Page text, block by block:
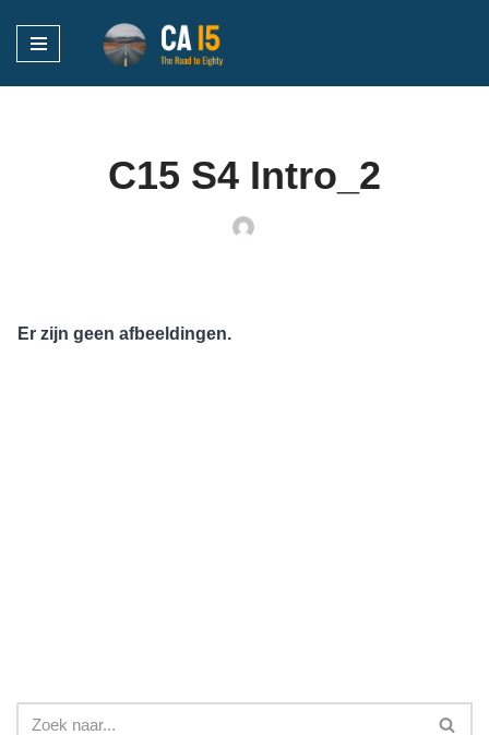
Ga
naar
C15 S4 Intro_2
Er zijn geen afbeeldingen.